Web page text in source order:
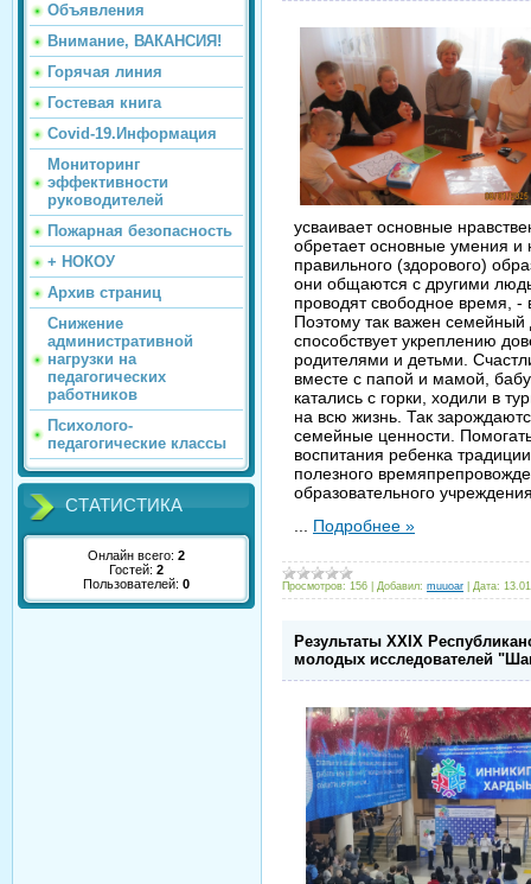
Объявления
Внимание, ВАКАНСИЯ!
Горячая линия
Гостевая книга
Covid-19.Информация
Мониторинг
эффективности
руководителей
Пожарная безопасность
+ НОКОУ
Архив страниц
Снижение
административной
нагрузки на
педагогических
работников
Психолого-
педагогические классы
СТАТИСТИКА
Онлайн всего: 2
Гостей: 2
Пользователей: 0
усваивает основные
обретает основные умения
правильного (здорового)
они общаются с другими
проводят свободное время, -
Поэтому так важен
способствует укреплению
родителями и детьми.
вместе с папой и мамой,
катались с горки, ходили в
на всю жизнь. Так
семейные ценности.
воспитания ребенка
полезного
образовательного
Подробнее »
Просмотров: 156 Добавил: muuoar Дата:
Результаты XXIX
молодых исследователей